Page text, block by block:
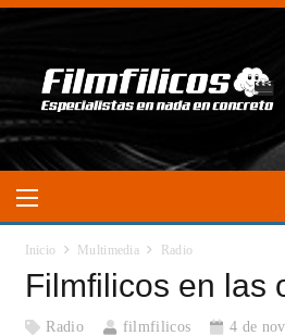
Inicio Multimedia Radio
Filmfilicos en las
Radio filmfilicos
4 de